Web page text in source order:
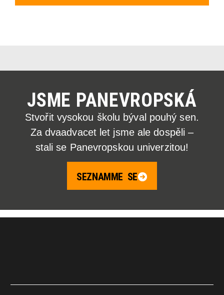
JSME PANEVROPSKÁ
Stvořit vysokou školu býval pouhý sen.
Za dvaadvacet let jsme ale dospěli –
stali se Panevropskou univerzitou!
SEZNAMME SE